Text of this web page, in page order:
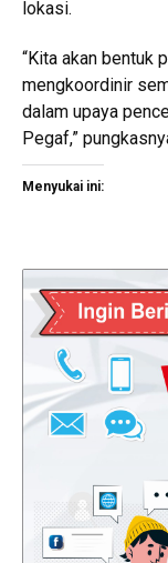
lokasi.
“Kita akan bentuk
mengkoordinir
dalam upaya
Pegaf,”
Menyukai ini: